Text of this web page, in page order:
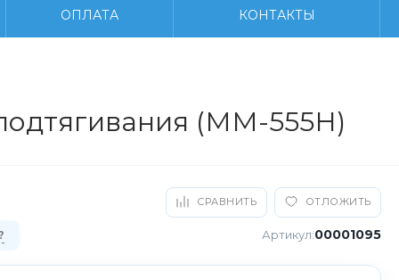
ОПЛАТА КОНТАКТЫ
(ММ-555Н)
СРАВНИТЬ ОТЛОЖИТЬ
Артикул:00001095